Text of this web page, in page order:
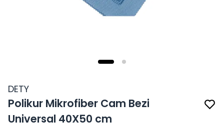
DETY
Polikur Mikrofiber Cam Bezi
Universal 40X50 cm